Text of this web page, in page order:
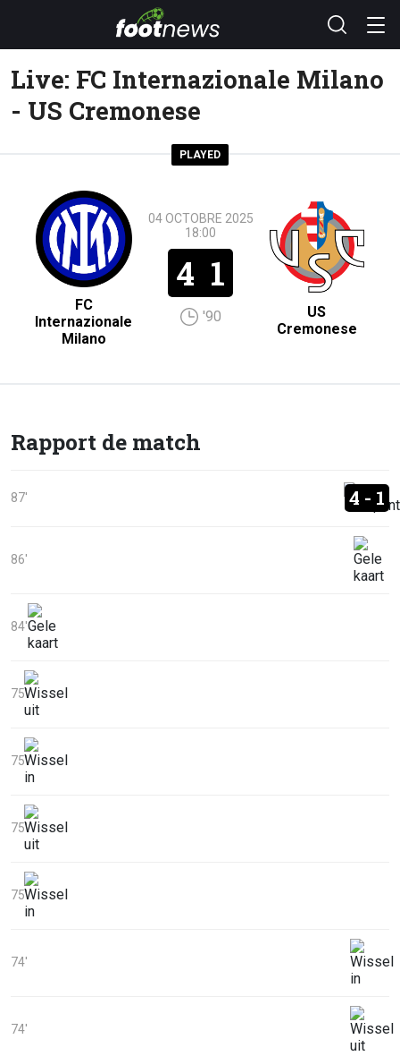
Live: FC Internazionale Milano
- US Cremonese
PLAYED
FC
Internazionale
Milano
04 OCTOBRE 2025
18:00
4 1
'90
US
Cremonese
Rapport de match
87' 4 - 1
86'
84'
75'
75'
75'
75'
74'
74'